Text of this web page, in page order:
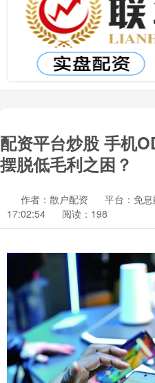
配资平台炒股 手机
摆脱低毛利之困？
作者：散户配资 平台：免
17:02:54
阅读：198